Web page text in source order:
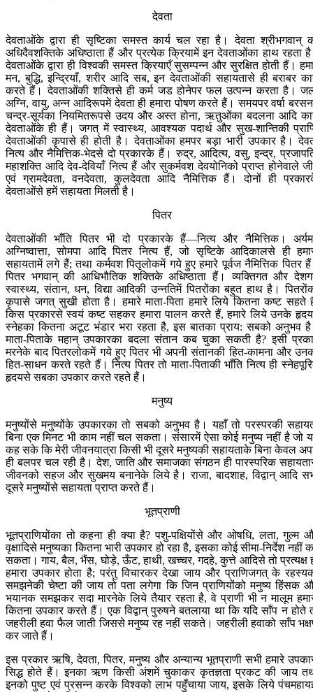
देवता
देवताओंके द्वारा ही सृष्टिका समस्त कार्य चल रहा है। देवता श्रीभगवान्
अधिदैवशक्तिके अधिष्ठाता हैं और प्रत्येक क्रियामें इन देवताओंका हाथ रहता
देवताओंके द्वारा ही विश्वकी समस्त क्रियाएँ सुसम्पन्न और सुरक्षित होती हैं।
मन, बुद्धि, इन्द्रियाँ, शरीर आदि सब, इन देवताओंकी सहायतासे ही बराबर
करते हैं। देवताओंकी शक्तिसे ही कर्म जड होनेपर फल उत्पन्न करता है।
अग्नि, वायु, अन्न आदिरूपमें देवता ही हमारा पोषण करते हैं। समयपर वर्षा
चन्द्र-सूर्यका नियमितरूपसे उदय और अस्त होना, ऋतुओंका बदलना आदि
देवताओंके ही हैं। जगत् में स्वास्थ्य, आवश्यक पदार्थ और सुख-शान्तिकी
देवताओंकी कृपासे ही होती है। देवताओंका हमपर बड़ा भारी उपकार है।
नित्य और नैमित्तिक-भेदसे दो प्रकारके हैं। रुद्र, आदित्य, वसु, इन्द्र,
महाशक्ति आदि देव-देवियाँ नित्य हैं और सुकर्मवश देवयोनिको प्राप्त होनेवाले
एवं ग्रामदेवता, वनदेवता, कुलदेवता आदि नैमित्तिक हैं। दोनों ही
देवताओंसे हमें सहायता मिलती है।
पितर
देवताओंकी भाँति पितर भी दो प्रकारके हैं—नित्य और नैमित्तिक।
अग्निष्वात्ता, सोमपा आदि पितर नित्य हैं, जो सृष्टिके आदिकालसे ही
सहायतामें लगे हैं; तथा कर्मवश पितृलोकमें गये हुए हमारे पूर्वज नैमित्तिक पितर
पितर भगवान् की आधिभौतिक शक्तिके अधिष्ठाता हैं। व्यक्तिगत और
स्वास्थ्य, संतान, धन, विद्या आदिकी उन्नतिमें पितरोंका बहुत हाथ है।
कृपासे जगत् सुखी होता है। हमारे माता-पिता हमारे लिये कितना कष्ट सहते
किस प्रकारसे स्वयं कष्ट सहकर हमारा पालन करते हैं, हमारे लिये उनके
स्नेहका कितना अटूट भंडार भरा रहता है, इस बातका प्राय: सबको अनुभव
माता-पिताके महान् उपकारका बदला संतान कब चुका सकती है? इसी
मरनेके बाद पितरलोकमें गये हुए पितर भी अपनी संतानकी हित-कामना और
हित-साधन करते रहते हैं। नित्य पितर तो माता-पिताकी भाँति नित्य ही
हृदयसे सबका उपकार करते रहते हैं।
मनुष्य
मनुष्योंसे मनुष्योंके उपकारका तो सबको अनुभव है। यहाँ तो परस्परकी
बिना एक मिनट भी काम नहीं चल सकता। संसारमें ऐसा कोई मनुष्य नहीं है जो
कह सके कि मेरी जीवनयात्रा किसी भी दूसरे मनुष्यकी सहायताके बिना केवल
ही बलपर चल रही है। देश, जाति और समाजका संगठन ही पारस्परिक
जीवनको सहज और सुखमय बनानेके लिये है। राजा, बादशाह, विद्वान् आदि
दूसरे मनुष्योंसे सहायता प्राप्त करते हैं।
भूतप्राणी
भूतप्राणियोंका तो कहना ही क्या है? पशु-पक्षियोंसे और ओषधि, लता, गुल्म
वृक्षादिसे मनुष्यका कितना भारी उपकार हो रहा है, इसका कोई सीमा-निर्देश नहीं
सकता। गाय, बैल, भैंस, घोड़े, ऊँट, हाथी, खच्चर, गदहे, कुत्ते आदिसे तो प्रत्यक्ष
हमारा उपकार होता है; परंतु विचारकर देखा जाय और प्राणिजगत् के
समझनेकी चेष्टा की जाय तो पता लगेगा कि जिन प्राणियोंको मनुष्य हिंसक
भयानक समझकर सदा मारनेके लिये तैयार रहता है, वे प्राणी भी न मालूम
कितना उपकार करते हैं। एक विद्वान् पुरुषने बतलाया था कि यदि साँप न होते
जहरीली हवा फैल जाती जिससे मनुष्य रह नहीं सकते। जहरीली हवाको साँप
कर जाते हैं।
इस प्रकार ऋषि, देवता, पितर, मनुष्य और अन्यान्य भूतप्राणी सभी हमारे
सिद्ध होते हैं। इनका ऋण किसी अंशमें चुकाकर कृतज्ञता प्रकट की जाय
इनको पुष्ट एवं प्रसन्न करके विश्वको लाभ पहुँचाया जाय, इसके लिये